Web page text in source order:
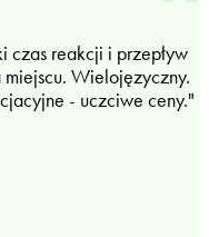
czas reakcji i przepływ
Wielojęzyczny.
- uczciwe ceny."